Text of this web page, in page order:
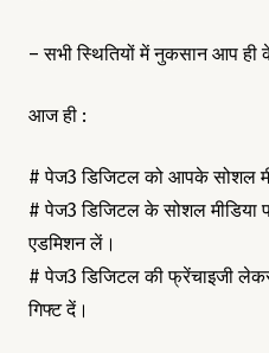
– सभी स्थितियों में नुकसान आप ही
आज ही :
# पेज3 डिजिटल को आपके सोशल
# पेज3 डिजिटल के सोशल मीडिया
एडमिशन लें।
# पेज3 डिजिटल की फ्रेंचाइजी
गिफ्ट दें।